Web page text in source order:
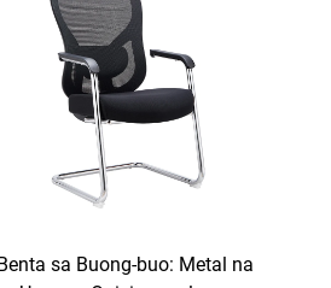
sa Buong-buo: Metal na